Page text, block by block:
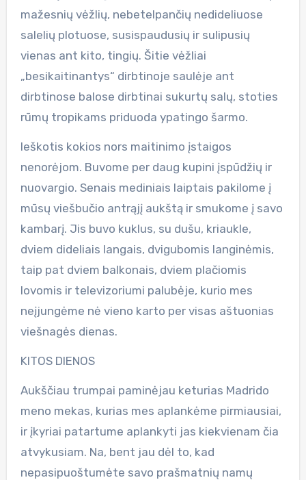
mažesnių vėžlių, nebetelpančių nedideliuose
salelių plotuose, susispaudusių ir sulipusių
vienas ant kito, tingių. Šitie vėžliai
„besikaitinantys“ dirbtinoje saulėje ant
dirbtinose balose dirbtinai sukurtų salų, stoties
rūmų tropikams priduoda ypatingo šarmo.
Ieškotis kokios nors maitinimo įstaigos
nenorėjom. Buvome per daug kupini įspūdžių ir
nuovargio. Senais mediniais laiptais pakilome į
mūsų viešbučio antrąjį aukštą ir smukome į savo
kambarį. Jis buvo kuklus, su dušu, kriaukle,
dviem dideliais langais, dvigubomis langinėmis,
taip pat dviem balkonais, dviem plačiomis
lovomis ir televizoriumi palubėje, kurio mes
neįjungėme nė vieno karto per visas aštuonias
viešnagės dienas.
KITOS DIENOS
Aukščiau trumpai paminėjau keturias Madrido
meno mekas, kurias mes aplankėme pirmiausiai,
ir įkyriai patartume aplankyti jas kiekvienam čia
atvykusiam. Na, bent jau dėl to, kad
nepasipuoštumėte savo prašmatnių namų